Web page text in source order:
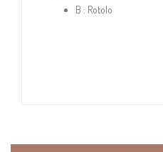
B : Rotolo